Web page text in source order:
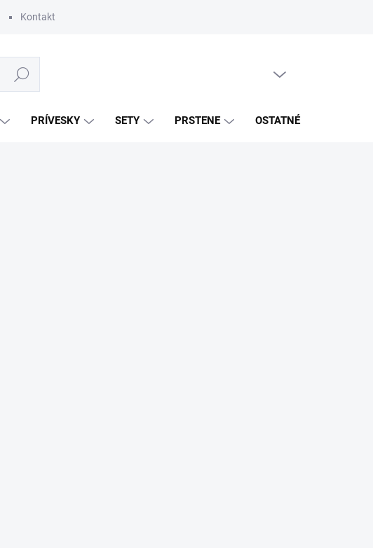
Kontakt
Hľadať
PRÍVESKY SETY PRSTENE OSTATNÉ